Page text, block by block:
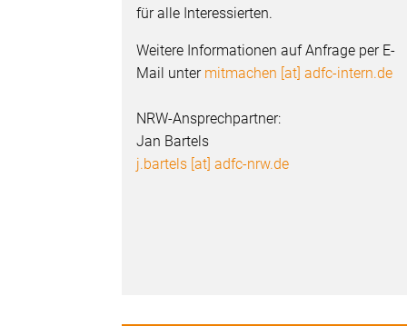
für alle Interessierten.
Weitere Informationen auf Anfrage per E-
Mail unter mitmachen [at] adfc-intern.de
NRW-Ansprechpartner:
Jan Bartels
j.bartels [at] adfc-nrw.de